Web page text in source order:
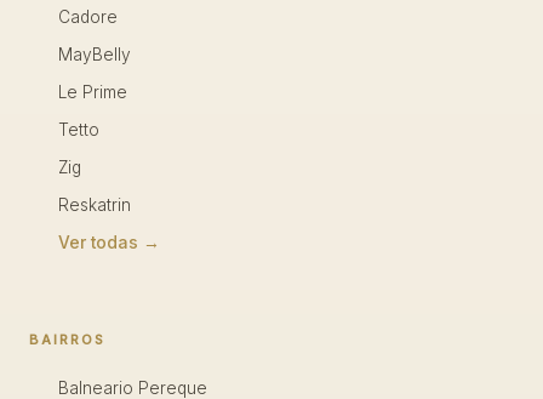
Cadore
MayBelly
Le Prime
Tetto
Zig
Reskatrin
Ver todas →
BAIRROS
Balneario Pereque